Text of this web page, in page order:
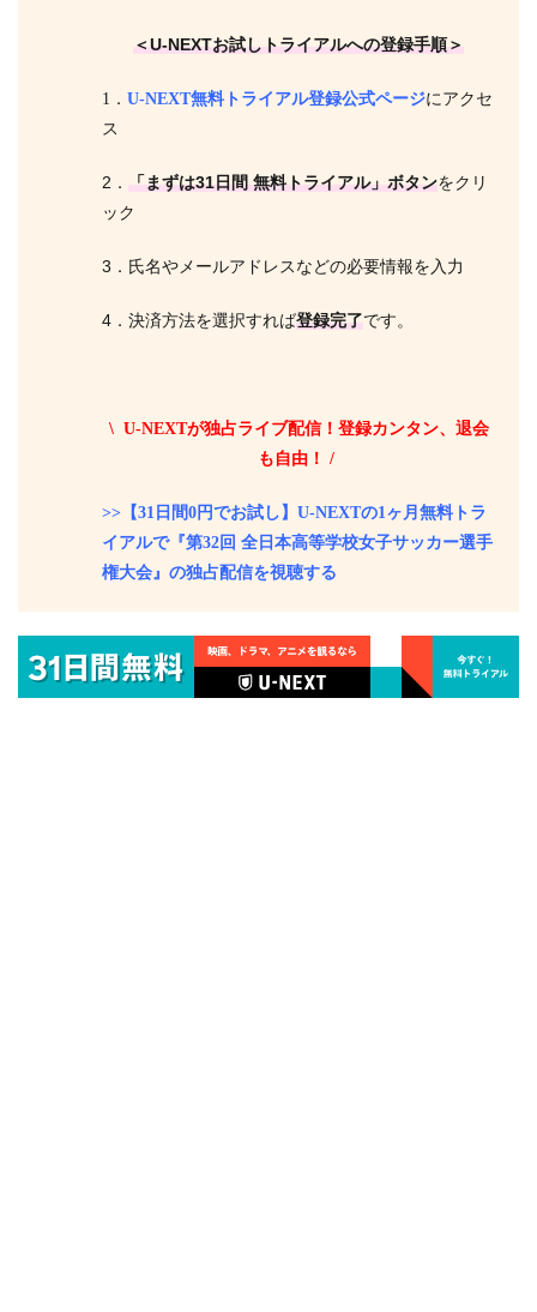
＜U-NEXTお試しトライアルへの登録手順＞
1． U-NEXT無料トライアル登録公式ページにアクセ
ス
2． 「まずは31日間 無料トライアル」ボタンをクリ
ック
3．氏名やメールアドレスなどの必要情報を入力
4．決済方法を選択すれば登録完了です。
\ U-NEXTが独占ライブ配信！登録カンタン、退会
も自由！ /
>>【31日間0円でお試し】U-NEXTの1ヶ月無料トラ
イアルで『第32回 全日本高等学校女子サッカー選手
権大会』の独占配信を視聴する